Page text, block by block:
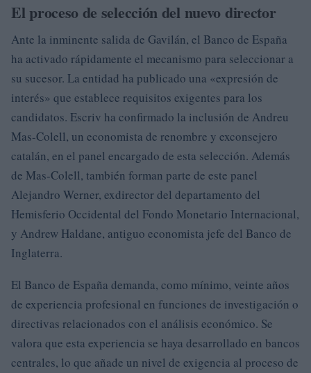
El proceso de selección del nuevo director
Ante la inminente salida de Gavilán, el Banco de España
ha activado rápidamente el mecanismo para seleccionar a
su sucesor. La entidad ha publicado una «expresión de
interés» que establece requisitos exigentes para los
candidatos. Escriv ha confirmado la inclusión de Andreu
Mas-Colell, un economista de renombre y exconsejero
catalán, en el panel encargado de esta selección. Además
de Mas-Colell, también forman parte de este panel
Alejandro Werner, exdirector del departamento del
Hemisferio Occidental del Fondo Monetario Internacional,
y Andrew Haldane, antiguo economista jefe del Banco de
Inglaterra.
El Banco de España demanda, como mínimo, veinte años
de experiencia profesional en funciones de investigación o
directivas relacionados con el análisis económico. Se
valora que esta experiencia se haya desarrollado en bancos
centrales, lo que añade un nivel de exigencia al proceso de